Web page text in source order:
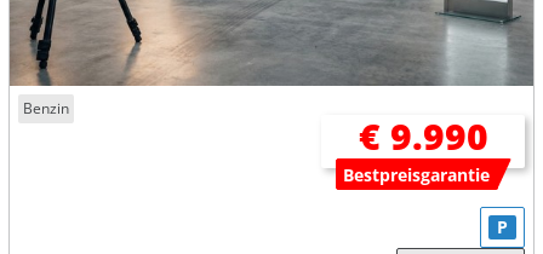
Benzin
€ 9.990
Bestpreisgarantie
P